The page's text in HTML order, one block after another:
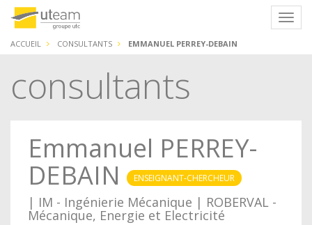
ACCUEIL CONSULTANTS EMMANUEL PERREY-DEBAIN
consultants
Emmanuel PERREY-
DEBAIN ENSEIGNANT-CHERCHEUR
| IM - Ingénierie Mécanique | ROBERVAL -
Mécanique, Energie et Electricité
Panneau de gestion des cookies